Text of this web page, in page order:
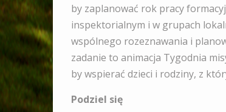
by zaplanować rok pracy
inspektorialnym i w grupach
wspólnego rozeznawania i
zadanie to animacja Tygodnia
by wspierać dzieci i rodziny, z
Podziel się